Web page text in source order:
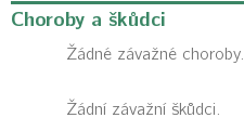
Choroby a škůdci
Žádné závažné choroby.
Žádní závažní škůdci.